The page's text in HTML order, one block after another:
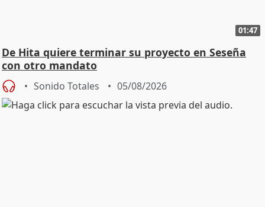
01:47
De Hita quiere terminar su proyecto en Seseña
con otro mandato
Sonido Totales 05/08/2026